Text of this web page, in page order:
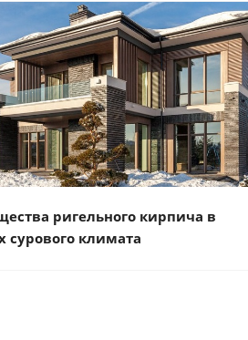
ригельного кирпича в
сурового климата